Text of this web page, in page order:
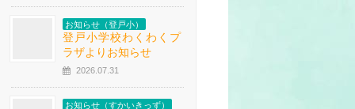
お知らせ（登戸小）
登戸小学校わくわくプ
ラザよりお知らせ
2026.07.31
お知らせ（すかいきっず）